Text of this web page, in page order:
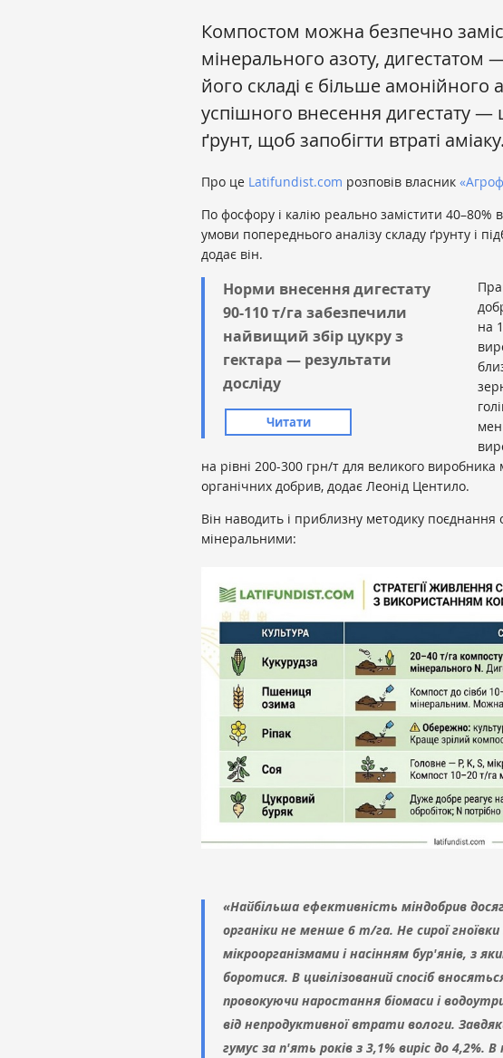
Компостом можна безпечно
мінерального азоту, дигестатом
його складі є більше амонійного
успішного внесення дигестату —
ґрунт, щоб запобігти втраті аміаку.
Про це Latifundist.com розповів власник
По фосфору і калію реально замістити 40–80%
умови попереднього аналізу складу ґрунту і
додає він.
Норми внесення дигестату
90-110 т/га забезпечили
найвищий збір цукру з
гектара — результати
досліду
Читати
на
на рівні 200-300 грн/т для великого
органічних добрив, додає Леонід Центило.
Він наводить і приблизну методику поєднання
мінеральними:
«Найбільша ефективність міндобрив
органіки не менше 6 т/га. Не сирої
мікроорганізмами і насінням бур'янів, з
боротися. В цивілізований спосіб
провокуючи наростання біомаси і
від непродуктивної втрати вологи.
гумус за п'ять років з 3,1% виріс до 4,2%.